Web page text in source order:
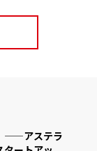
——アステラ